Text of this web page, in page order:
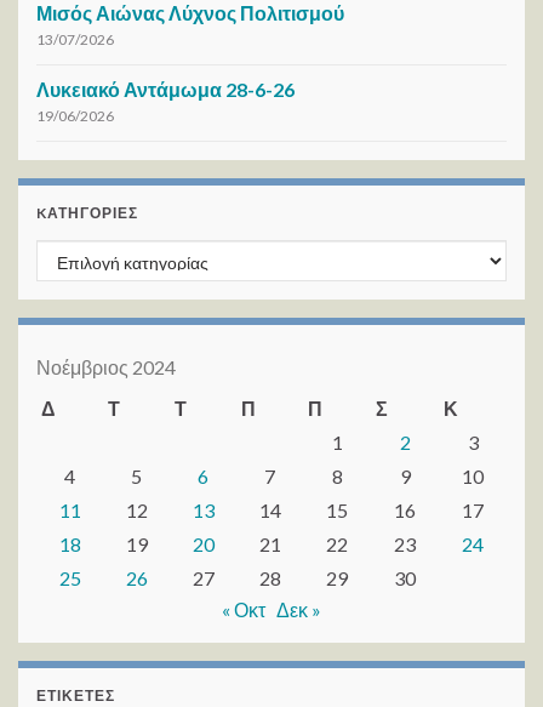
Μισός Αιώνας Λύχνος Πολιτισμού
13/07/2026
Λυκειακό Αντάμωμα 28-6-26
19/06/2026
KΑΤΗΓΟΡΊΕΣ
Kατηγορίες
Νοέμβριος 2024
Δ
Τ Τ Π Π Σ
Κ
1
2
3
4
5 6 7 8 9
10
11
12 13 14 15 16
17
18
19 20 21 22 23
24
25
26 27 28 29
30
« Οκτ Δεκ »
ΕΤΙΚΈΤΕΣ